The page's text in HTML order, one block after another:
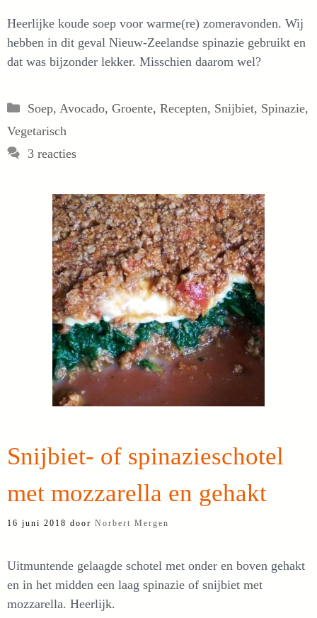
Heerlijke koude soep voor warme(re) zomeravonden. Wij
hebben in dit geval Nieuw-Zeelandse spinazie gebruikt en
dat was bijzonder lekker. Misschien daarom wel?
Categorieën
Soep, Avocado, Groente, Recepten, Snijbiet, Spinazie,
Vegetarisch
3 reacties
Snijbiet- of spinazieschotel
met mozzarella en gehakt
16 juni 2018 door Norbert Mergen
Uitmuntende gelaagde schotel met onder en boven gehakt
en in het midden een laag spinazie of snijbiet met
mozzarella. Heerlijk.